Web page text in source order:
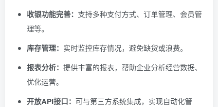
收银功能完善： 支持多种支付方式、订单管理、会员管
理等。
库存管理： 实时监控库存情况，避免缺货或浪费。
报表分析： 提供丰富的报表，帮助企业分析经营数据、
优化运营。
开放API接口： 可与第三方系统集成，实现自动化管